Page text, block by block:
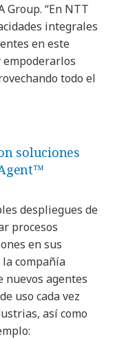
Group. “En NTT
integrales
en este
todo el
soluciones
despliegues de
procesos
en sus
compañía
nuevos agentes
uso cada vez
así como